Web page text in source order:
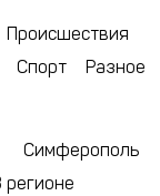
Происшествия
Спорт Разное
Симферополь
регионе